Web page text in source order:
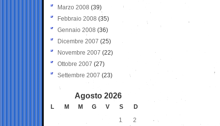
Marzo 2008 (39)
Febbraio 2008 (35)
Gennaio 2008 (36)
Dicembre 2007 (25)
Novembre 2007 (22)
Ottobre 2007 (27)
Settembre 2007 (23)
Agosto 2026
L M M G V S
D
1
2